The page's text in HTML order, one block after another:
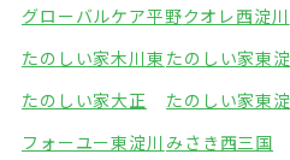
グローバルケア平野クオレ西淀川
たのしい家木川東 たのしい家東
たのしい家大正
たのしい家東
フォーユー東淀川 みさき西三国